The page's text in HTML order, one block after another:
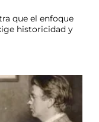
que el enfoque
historicidad y